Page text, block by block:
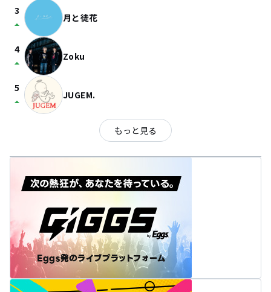
3
arrow_drop_up 月と徒花
4
arrow_drop_up Zoku
5
arrow_drop_up JUGEM.
もっと見る